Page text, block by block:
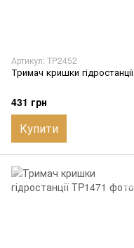
Артикул: TP2452
Тримач кришки гідростанції
431 грн
Купити